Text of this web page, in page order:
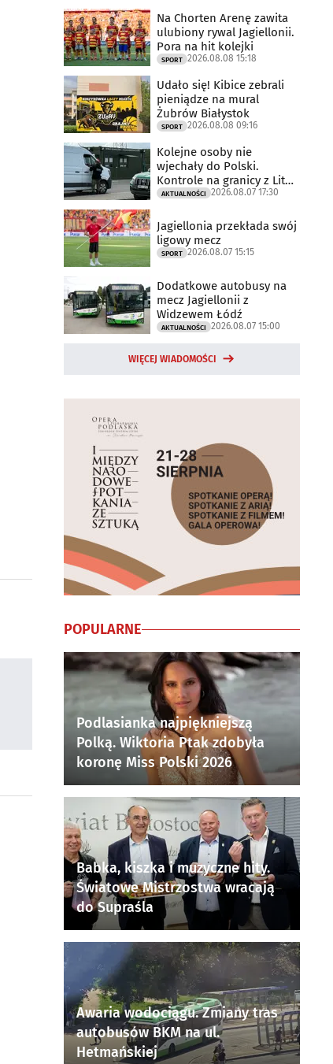
Na Chorten Arenę zawita
ulubiony rywal Jagiellonii.
Pora na hit kolejki
SPORT 2026.08.08 15:18
Udało się! Kibice zebrali
pieniądze na mural
Żubrów Białystok
SPORT 2026.08.08 09:16
Kolejne osoby nie
wjechały do Polski.
Kontrole na granicy z Litwą
trwają
AKTUALNOŚCI 2026.08.07 17:30
Jagiellonia przekłada swój
ligowy mecz
SPORT 2026.08.07 15:15
Dodatkowe autobusy na
mecz Jagiellonii z
Widzewem Łódź
AKTUALNOŚCI 2026.08.07 15:00
WIĘCEJ WIADOMOŚCI
POPULARNE
Podlasianka najpiękniejszą
Polką. Wiktoria Ptak zdobyła
koronę Miss Polski 2026
Babka, kiszka i muzyczne hity.
Światowe Mistrzostwa wracają
do Supraśla
Awaria wodociągu. Zmiany tras
autobusów BKM na ul.
Hetmańskiej